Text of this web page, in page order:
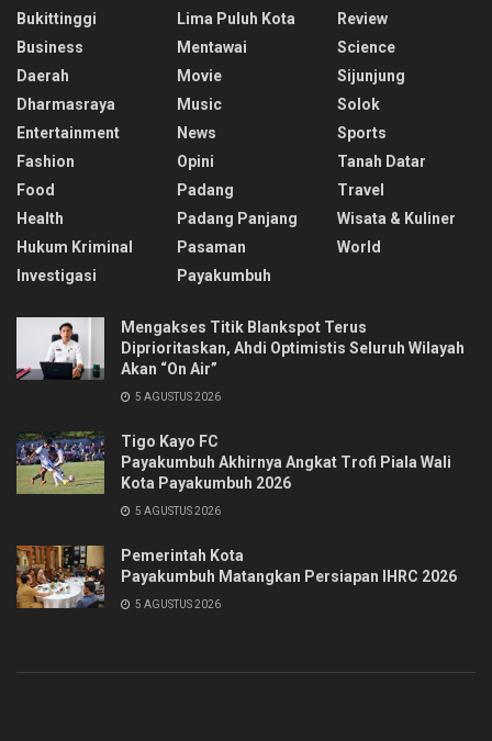
Bukittinggi
Business
Daerah
Dharmasraya
Entertainment
Fashion
Food
Health
Hukum Kriminal
Investigasi
Lima Puluh Kota
Mentawai
Movie
Music
News
Opini
Padang
Padang Panjang
Pasaman
Payakumbuh
Review
Science
Sijunjung
Solok
Sports
Tanah Datar
Travel
Wisata & Kuliner
World
Mengakses Titik Blankspot Terus
Diprioritaskan, Ahdi Optimistis Seluruh Wilayah
Akan “On Air”
5 AGUSTUS 2026
Tigo Kayo FC
Payakumbuh Akhirnya Angkat Trofi Piala Wali
Kota Payakumbuh 2026
5 AGUSTUS 2026
Pemerintah Kota
Payakumbuh Matangkan Persiapan IHRC 2026
5 AGUSTUS 2026